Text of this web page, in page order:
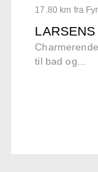
17.80 km fra
til bad og...